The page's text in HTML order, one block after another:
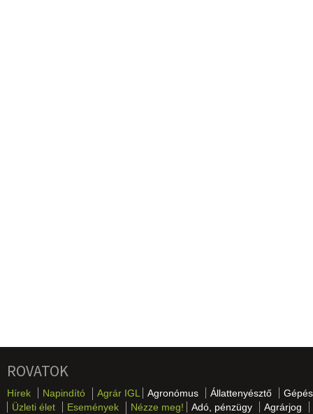
ROVATOK
Hírek Napindító Agrár IGL Agronómus Állattenyésztő
Üzleti élet
Események Nézze meg! Adó, pénzügy
Agrárjog